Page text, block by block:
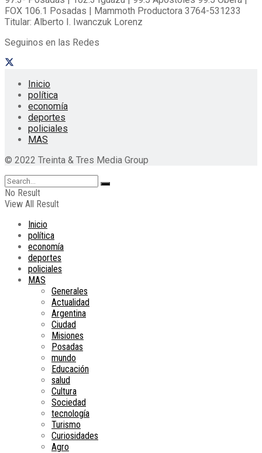
FOX 106.1 Posadas | Mammoth Productora 3764-531233
Titular: Alberto I. Iwanczuk Lorenz
Seguinos en las Redes
Inicio
política
economía
deportes
policiales
MAS
© 2022 Treinta & Tres Media Group
No Result
View All Result
Inicio
política
economía
deportes
policiales
MAS
Generales
Actualidad
Argentina
Ciudad
Misiones
Posadas
mundo
Educación
salud
Cultura
Sociedad
tecnología
Turismo
Curiosidades
Agro